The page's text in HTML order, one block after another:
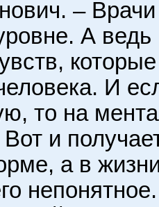
–
А ведь
И
то на
и
а в